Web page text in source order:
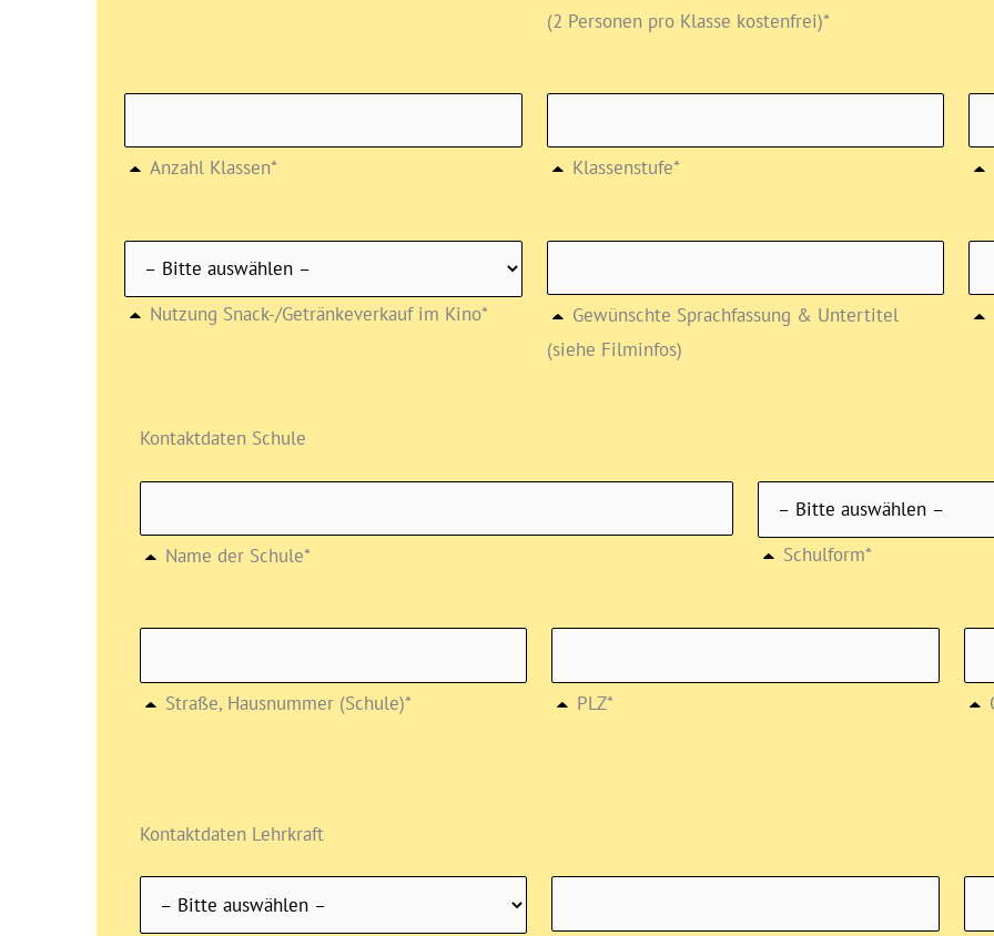
(2 Personen pro Klasse kostenfrei)*
Anzahl Klassen* Klassenstufe*
Nutzung Snack-/Getränkeverkauf im Kino*
Gewünschte Sprachfassung & Untertitel
(siehe Filminfos)
Kontaktdaten Schule
Name der Schule* Schulform*
Straße, Hausnummer (Schule)* PLZ*
Kontaktdaten Lehrkraft